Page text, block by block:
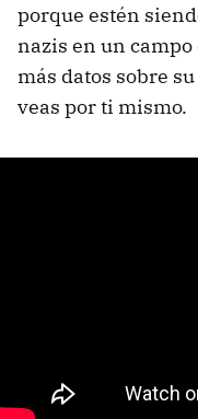
porque estén
nazis en un campo
más datos sobre
veas por ti mismo.